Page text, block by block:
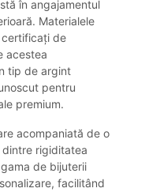
în angajamentul
Materialele
de
acestea
tip de argint
pentru
premium.
acompaniată de o
rigiditatea
de bijuterii
facilitând